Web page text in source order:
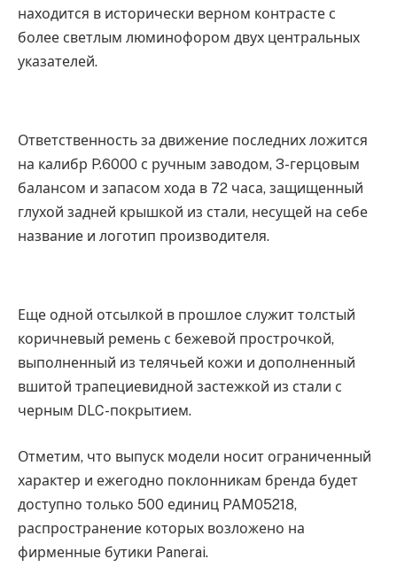
находится в исторически верном контрасте с
более светлым люминофором двух центральных
указателей.
Ответственность за движение последних ложится
на калибр P.6000 с ручным заводом, 3-герцовым
балансом и запасом хода в 72 часа, защищенный
глухой задней крышкой из стали, несущей на себе
название и логотип производителя.
Еще одной отсылкой в прошлое служит толстый
коричневый ремень с бежевой прострочкой,
выполненный из телячьей кожи и дополненный
вшитой трапециевидной застежкой из стали с
черным DLC-покрытием.
Отметим, что выпуск модели носит ограниченный
характер и ежегодно поклонникам бренда будет
доступно только 500 единиц PAM05218,
распространение которых возложено на
фирменные бутики Panerai.